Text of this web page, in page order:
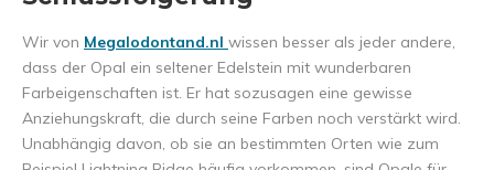
Wir von Megalodontand.nl wissen besser als jeder andere,
dass der Opal ein seltener Edelstein mit wunderbaren
Farbeigenschaften ist. Er hat sozusagen eine gewisse
Anziehungskraft, die durch seine Farben noch verstärkt wird.
Unabhängig davon, ob sie an bestimmten Orten wie zum